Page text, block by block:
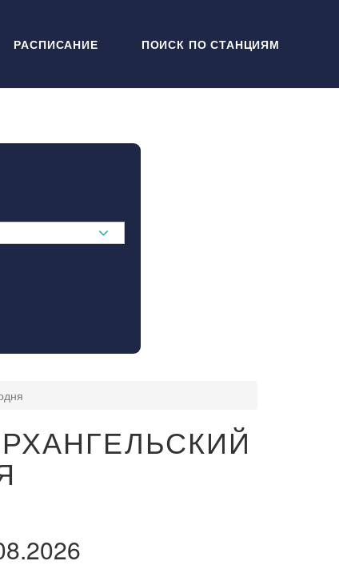
РАСПИСАНИЕ ПОИСК ПО СТАНЦИЯМ